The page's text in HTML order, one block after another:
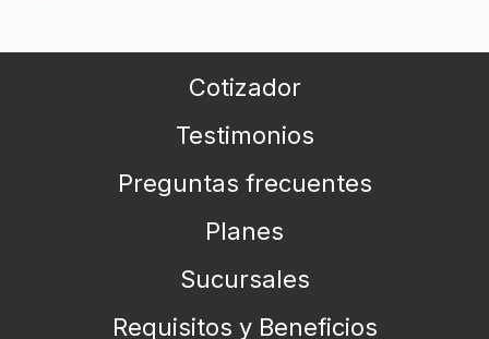
Cotizador
Testimonios
Preguntas frecuentes
Planes
Sucursales
Requisitos y Beneficios